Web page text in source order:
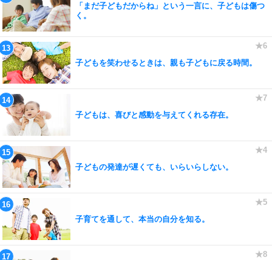
「まだ子どもだからね」という一言に、子どもは傷つ
く。
子どもを笑わせるときは、親も子どもに戻る時間。
子どもは、喜びと感動を与えてくれる存在。
子どもの発達が遅くても、いらいらしない。
子育てを通して、本当の自分を知る。